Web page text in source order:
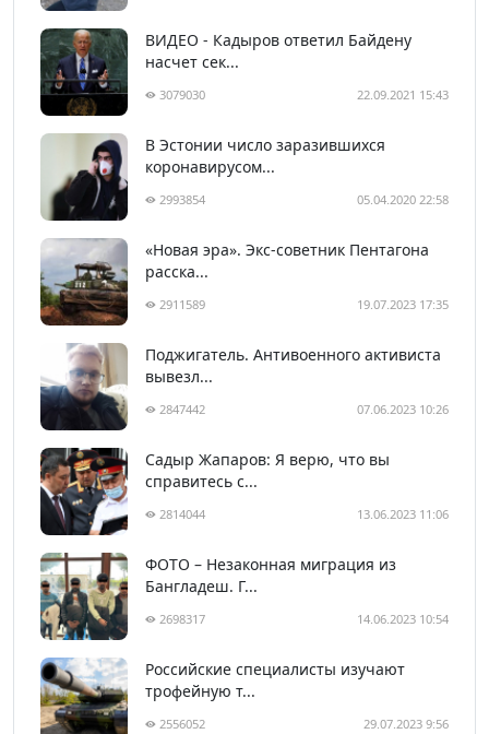
ВИДЕО - Кадыров ответил Байдену
насчет сек...
3079030 22.09.2021 15:43
В Эстонии число заразившихся
коронавирусом...
2993854 05.04.2020 22:58
«Новая эра». Экс-советник Пентагона
расска...
2911589 19.07.2023 17:35
Поджигатель. Антивоенного активиста
вывезл...
2847442 07.06.2023 10:26
Садыр Жапаров: Я верю, что вы
справитесь с...
2814044 13.06.2023 11:06
ФОТО – Незаконная миграция из
Бангладеш. Г...
2698317 14.06.2023 10:54
Российские специалисты изучают
трофейную т...
2556052 29.07.2023 9:56